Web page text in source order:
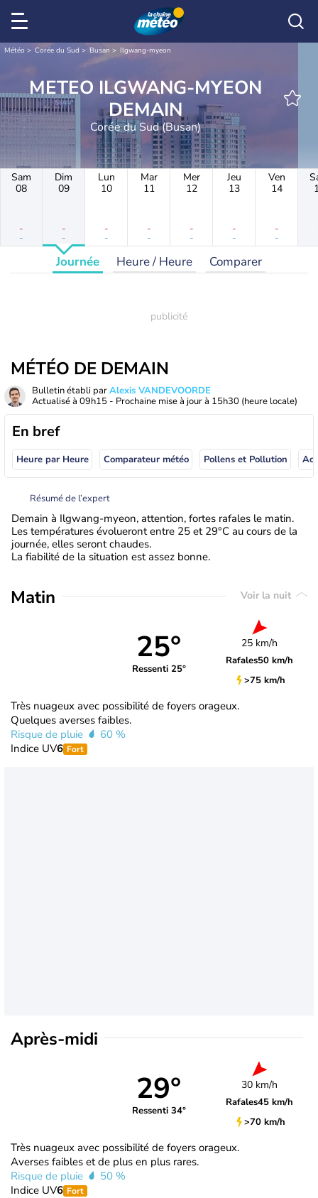
Météo Corée du Sud Busan Ilgwang-myeon
METEO ILGWANG-MYEON
DEMAIN
Corée du Sud (Busan)
Sam
08
-
-
Dim
09
-
-
Lun
10
-
-
Mar
11
-
-
Mer
12
-
-
Jeu
13
-
-
Ven
14
-
-
Journée Heure / Heure Comparer
MÉTÉO DE DEMAIN
Bulletin établi parAlexis VANDEVOORDE
Actualisé à 09h15 - Prochaine mise à jour à 15h30 (heure locale)
En bref
Heure par Heure Comparateur météo Pollens et Pollution
Résumé de l’expert
Demain à Ilgwang-myeon, attention, fortes rafales le matin.
Les températures évolueront entre 25 et 29°C au cours de la
journée, elles seront chaudes.
La fiabilité de la situation est assez bonne.
Matin Voir la nuit
25°
Ressenti 25°
25 km/h
Rafales50 km/h
>75 km/h
Très nuageux avec possibilité de foyers orageux.
Quelques averses faibles.
Risque de pluie
60 %
Indice UV6 Fort
Après-midi
29°
Ressenti 34°
30 km/h
Rafales45 km/h
>70 km/h
Très nuageux avec possibilité de foyers orageux.
Averses faibles et de plus en plus rares.
Risque de pluie
50 %
Indice UV6 Fort